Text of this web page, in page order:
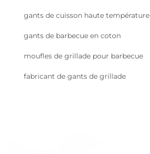
gants de cuisson haute température
gants de barbecue en coton
moufles de grillade pour barbecue
fabricant de gants de grillade